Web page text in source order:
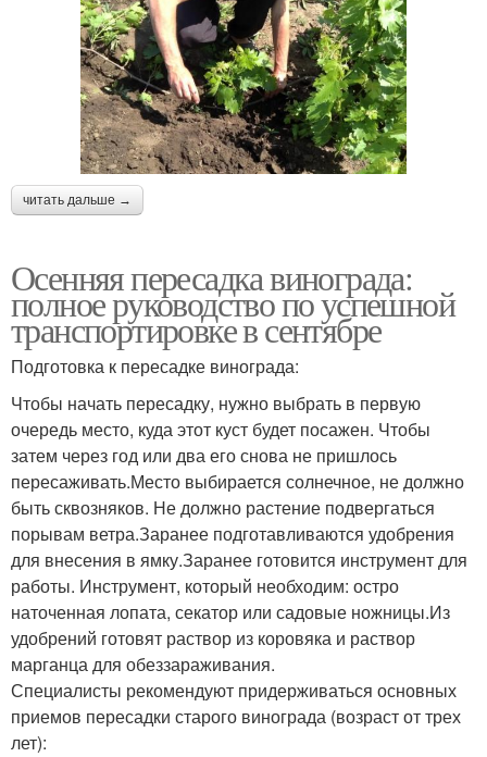
читать дальше →
Осенняя пересадка винограда:
полное руководство по успешной
транспортировке в сентябре
Подготовка к пересадке винограда:
Чтобы начать пересадку, нужно выбрать в первую
очередь место, куда этот куст будет посажен. Чтобы
затем через год или два его снова не пришлось
пересаживать.Место выбирается солнечное, не должно
быть сквозняков. Не должно растение подвергаться
порывам ветра.Заранее подготавливаются удобрения
для внесения в ямку.Заранее готовится инструмент для
работы. Инструмент, который необходим: остро
наточенная лопата, секатор или садовые ножницы.Из
удобрений готовят раствор из коровяка и раствор
марганца для обеззараживания.
Специалисты рекомендуют придерживаться основных
приемов пересадки старого винограда (возраст от трех
лет):